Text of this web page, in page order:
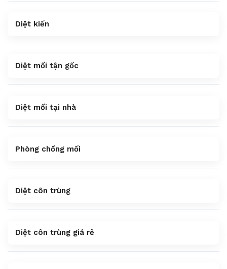
Diệt kiến
Diệt mối tận gốc
Diệt mối tại nhà
Phòng chống mối
Diệt côn trùng
Diệt côn trùng giá rẻ